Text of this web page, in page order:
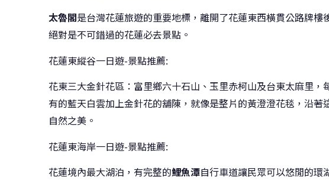
太魯閣是台灣花蓮旅遊的重要地標，離開了花蓮東西橫貫公路牌
絕對是不可錯過的花蓮必去景點。
花蓮東縱谷一日遊-景點推薦:
花東三大金針花區：富里鄉六十石山、玉里赤柯山及台東太麻里
有的藍天白雲加上金針花的舖陳，就像是整片的黃澄澄花毯，沿
自然之美。
花蓮東海岸一日遊-景點推薦:
花蓮境內最大湖泊，有完整的鯉魚潭自行車道讓民眾可以悠閒的